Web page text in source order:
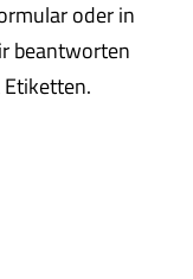
oder in
beantworten
Etiketten.